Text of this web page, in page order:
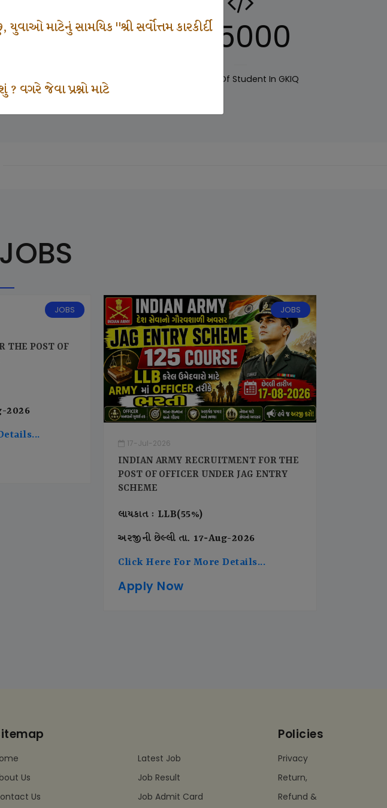
માટેનું સામયિક "શ્રી સર્વોત્તમ કારકીર્દી
વગરે જેવા પ્રશ્નો માટે
1000 125000
Number Of Student In GKIQ
JOBS
THE POST OF
2026
JOBS
17-Jul-2026
INDIAN ARMY RECRUITMENT FOR THE
POST OF OFFICER UNDER JAG ENTRY
SCHEME
લાયકાત : LLB(55%)
અરજીની છેલ્લી તા. 17-Aug-2026
Click Here For More Details...
Apply Now
Us
Us
Latest Job
Job Result
Job Admit Card
Policies
Privacy
Return,
Refund &